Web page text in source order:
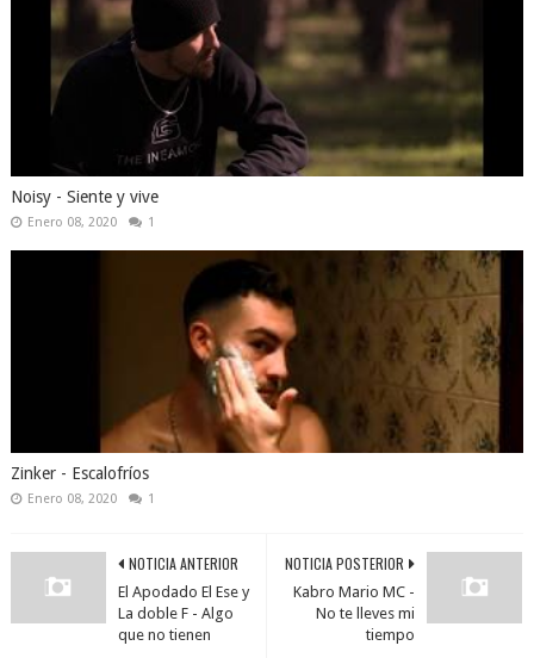
Noisy - Siente y vive
Enero 08, 2020 1
Zinker - Escalofríos
Enero 08, 2020 1
NOTICIA POSTERIOR
Kabro Mario MC -
No te lleves mi
tiempo
NOTICIA ANTERIOR
El Apodado El Ese y
La doble F - Algo
que no tienen